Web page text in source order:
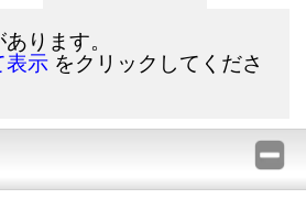
ります。
表示 をクリックしてくださ